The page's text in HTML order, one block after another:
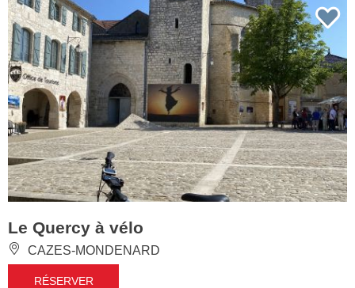
Le Quercy à vélo
CAZES-MONDENARD
RÉSERVER